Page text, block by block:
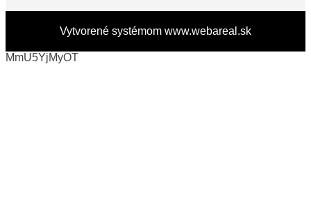
Vytvorené systémom www.webareal.sk
MmU5YjMyOT